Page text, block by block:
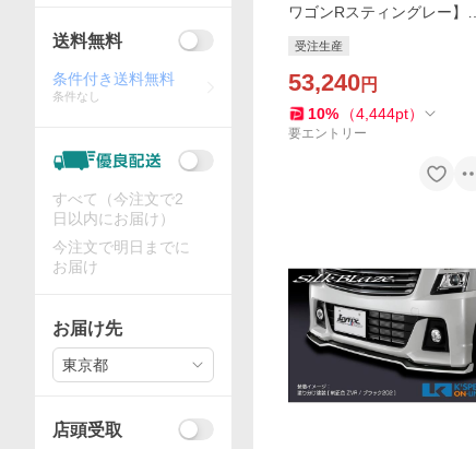
ワゴンRスティングレー】Ly
分塗装】_[LYNX-MH55-RW-
2c]
受注生産
53,240円
10% （4,444pt）
要エントリー
送料無料
条件付き送料無料
条件なし
すべて（今注文で2
日以内にお届け）
今注文で明日までに
お届け
お届け先
東京都
店頭受取